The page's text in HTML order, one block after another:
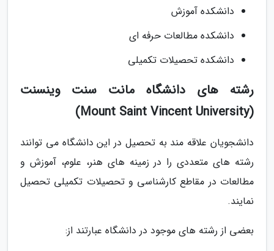
دانشکده آموزش
دانشکده مطالعات حرفه ای
دانشکده تحصیلات تکمیلی
رشته های دانشگاه مانت سنت وینسنت
(Mount Saint Vincent University)
دانشجویان علاقه مند به تحصیل در این دانشگاه می توانند
رشته های متعددی را در زمینه های هنر، علوم، آموزش و
مطالعات در مقاطع کارشناسی و تحصیلات تکمیلی تحصیل
نمایند.
بعضی از رشته های موجود در دانشگاه عبارتند از: